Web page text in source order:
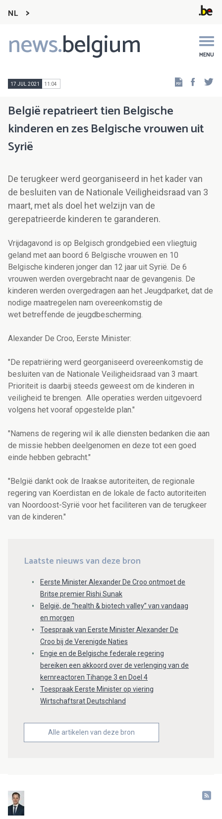
NL
news.belgium MENU
Main
navigation
17 JUL 2021 11:04
België repatrieert tien Belgische
kinderen en zes Belgische vrouwen uit
Syrië
De terugkeer werd georganiseerd in het kader van
de besluiten van de Nationale Veiligheidsraad van 3
maart, met als doel het welzijn van de
gerepatrieerde kinderen te garanderen.
Vrijdagavond is op Belgisch grondgebied een vliegtuig
geland met aan boord 6 Belgische vrouwen en 10
Belgische kinderen jonger dan 12 jaar uit Syrië. De 6
vrouwen werden overgebracht naar de gevangenis. De
kinderen werden overgedragen aan het Jeugdparket, dat de
nodige maatregelen nam overeenkomstig de
wet betreffende de jeugdbescherming.
Alexander De Croo, Eerste Minister:
"De repatriëring werd georganiseerd overeenkomstig de
besluiten van de Nationale Veiligheidsraad van 3 maart.
Prioriteit is daarbij steeds geweest om de kinderen in
veiligheid te brengen. Alle operaties werden uitgevoerd
volgens het vooraf opgestelde plan."
"Namens de regering wil ik alle diensten bedanken die aan
de missie hebben deelgenomen en deze tot een goed
einde hebben gebracht."
"België dankt ook de Iraakse autoriteiten, de regionale
regering van Koerdistan en de lokale de facto autoriteiten
van Noordoost-Syrië voor het faciliteren van de terugkeer
van de kinderen."
Laatste nieuws van deze bron
Eerste Minister Alexander De Croo ontmoet de
Britse premier Rishi Sunak
België, de “health & biotech valley” van vandaag
en morgen
Toespraak van Eerste Minister Alexander De
Croo bij de Verenigde Naties
Engie en de Belgische federale regering
bereiken een akkoord over de verlenging van de
kernreactoren Tihange 3 en Doel 4
Toespraak Eerste Minister op viering
Wirtschaftsrat Deutschland
Alle artikelen van deze bron